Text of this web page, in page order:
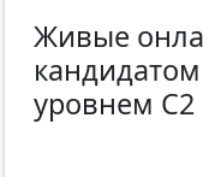
Живые
уровнем С2